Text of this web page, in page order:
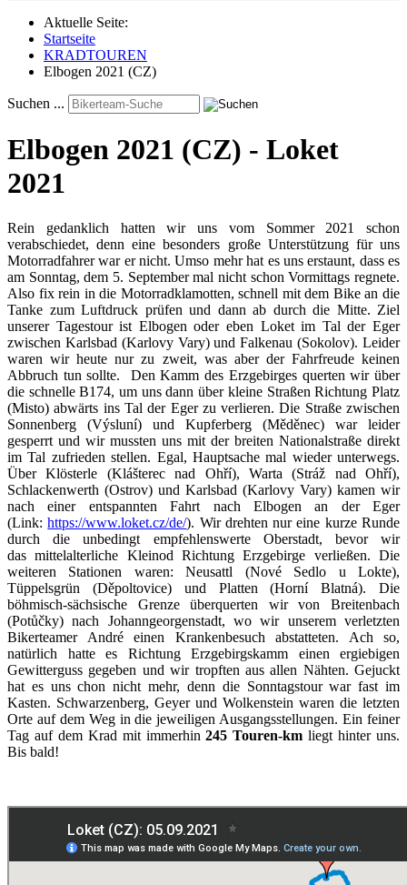
Aktuelle Seite:
Startseite
KRADTOUREN
Elbogen 2021 (CZ)
Suchen ...
Elbogen 2021 (CZ) - Loket
2021
Rein gedanklich hatten wir uns vom Sommer 2021 schon
verabschiedet, denn eine besonders große Unterstützung für uns
Motorradfahrer war er nicht. Umso mehr hat es uns erstaunt, dass es
am Sonntag, dem 5. September mal nicht schon Vormittags regnete.
Also fix rein in die Motorradklamotten, schnell mit dem Bike an die
Tanke zum Luftdruck prüfen und dann ab durch die Mitte. Ziel
unserer Tagestour ist Elbogen oder eben Loket im Tal der Eger
zwischen Karlsbad (Karlovy Vary) und Falkenau (Sokolov). Leider
waren wir heute nur zu zweit, was aber der Fahrfreude keinen
Abbruch tun sollte. Den Kamm des Erzgebirges querten wir über
die schnelle B174, um uns dann über kleine Straßen Richtung Platz
(Misto) abwärts ins Tal der Eger zu verlieren. Die Straße zwischen
Sonnenberg (Výsluní) und Kupferberg (Měděnec) war leider
gesperrt und wir mussten uns mit der breiten Nationalstraße direkt
im Tal zufrieden stellen. Egal, Hauptsache mal wieder unterwegs.
Über Klösterle (Klášterec nad Ohří), Warta (Stráž nad Ohří),
Schlackenwerth (Ostrov) und Karlsbad (Karlovy Vary) kamen wir
nach einer entspannten Fahrt nach Elbogen an der Eger
(Link:https://www.loket.cz/de/). Wir drehten nur eine kurze Runde
durch die unbedingt empfehlenswerte Oberstadt, bevor wir
das mittelalterliche Kleinod Richtung Erzgebirge verließen. Die
weiteren Stationen waren: Neusattl (Nové Sedlo u Lokte),
Tüppelsgrün (Děpoltovice) und Platten (Horní Blatná). Die
böhmisch-sächsische Grenze überquerten wir von Breitenbach
(Potůčky) nach Johanngeorgenstadt, wo wir unserem verletzten
Bikerteamer André einen Krankenbesuch abstatteten. Ach so,
natürlich hatte es Richtung Erzgebirgskamm einen ergiebigen
Gewitterguss gegeben und wir tropften aus allen Nähten. Gejuckt
hat es uns chon nicht mehr, denn die Sonntagstour war fast im
Kasten. Schwarzenberg, Geyer und Wolkenstein waren die letzten
Orte auf dem Weg in die jeweiligen Ausgangsstellungen. Ein feiner
Tag auf dem Krad mit immerhin245 Touren-km liegt hinter uns.
Bis bald!